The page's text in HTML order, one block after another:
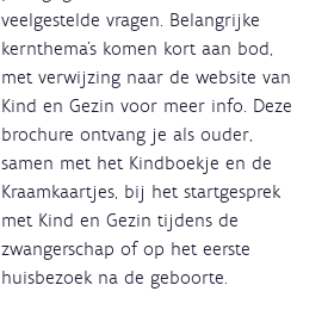
veelgestelde vragen. Belangrijke
kernthema's komen kort aan bod,
met verwijzing naar de website van
Kind en Gezin voor meer info. Deze
brochure ontvang je als ouder,
samen met het Kindboekje en de
Kraamkaartjes, bij het startgesprek
met Kind en Gezin tijdens de
zwangerschap of op het eerste
huisbezoek na de geboorte.